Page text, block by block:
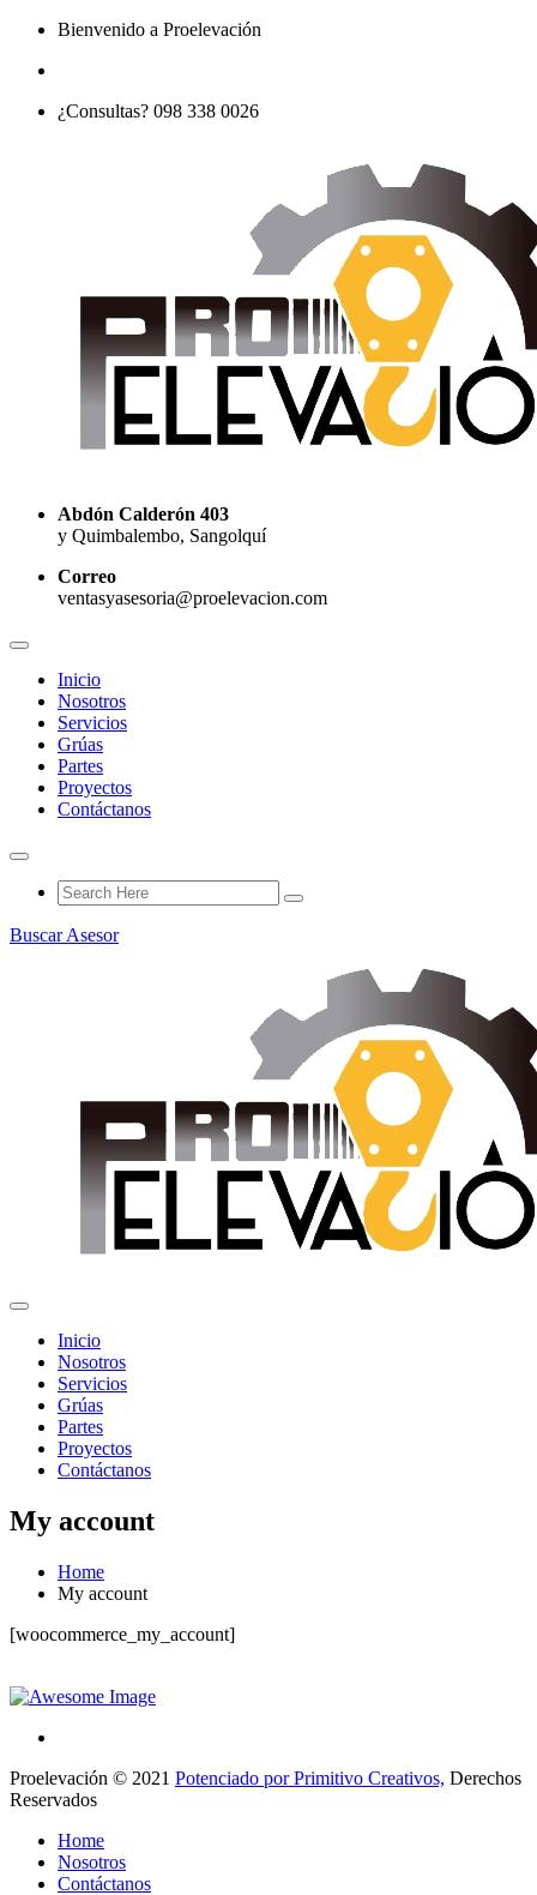
Bienvenido a Proelevación
¿Consultas? 098 338 0026
Abdón Calderón 403
y Quimbalembo, Sangolquí
Correo
ventasyasesoria@proelevacion.com
Inicio
Nosotros
Servicios
Grúas
Partes
Proyectos
Contáctanos
Buscar Asesor
Inicio
Nosotros
Servicios
Grúas
Partes
Proyectos
Contáctanos
My account
Home
My account
[woocommerce_my_account]
Proelevación © 2021 Potenciado por Primitivo Creativos, Derechos
Reservados
Home
Nosotros
Contáctanos